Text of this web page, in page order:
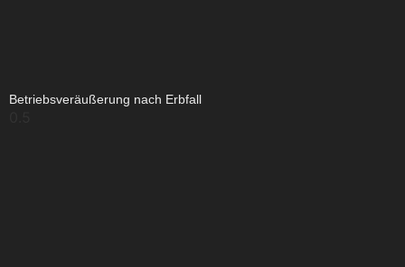
Betriebsveräußerung nach Erbfall